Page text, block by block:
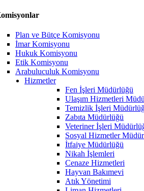
Plan ve Bütçe Komisyonu
İmar Komisyonu
Hukuk Komisyonu
Etik Komisyonu
Arabuluculuk Komisyonu
Hizmetler
Fen İşleri Müdürlüğü
Ulaşım Hizmetleri
Temizlik İşleri
Zabıta Müdürlüğü
Veteriner İşleri
Sosyal Hizmetler
İtfaiye Müdürlüğü
Nikah İşlemleri
Cenaze Hizmetleri
Hayvan Bakımevi
Atık Yönetimi